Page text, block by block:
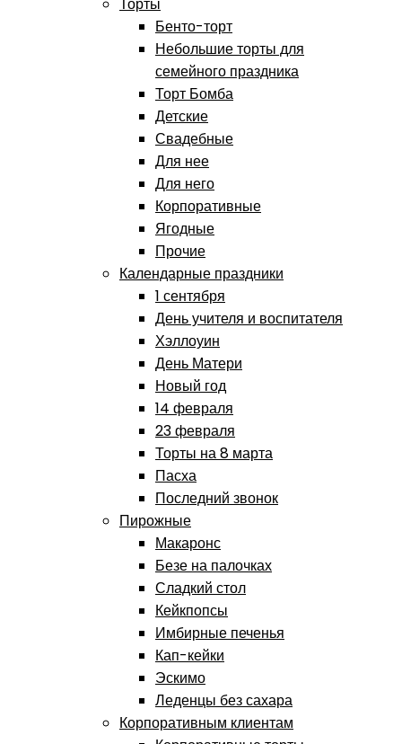
Торты
Бенто-торт
Небольшие торты для
семейного праздника
Торт Бомба
Детские
Свадебные
Для нее
Для него
Корпоративные
Ягодные
Прочие
Календарные праздники
1 сентября
День учителя и воспитателя
Хэллоуин
День Матери
Новый год
14 февраля
23 февраля
Торты на 8 марта
Пасха
Последний звонок
Пирожные
Макаронс
Безе на палочках
Сладкий стол
Кейкпопсы
Имбирные печенья
Кап-кейки
Эскимо
Леденцы без сахара
Корпоративным клиентам